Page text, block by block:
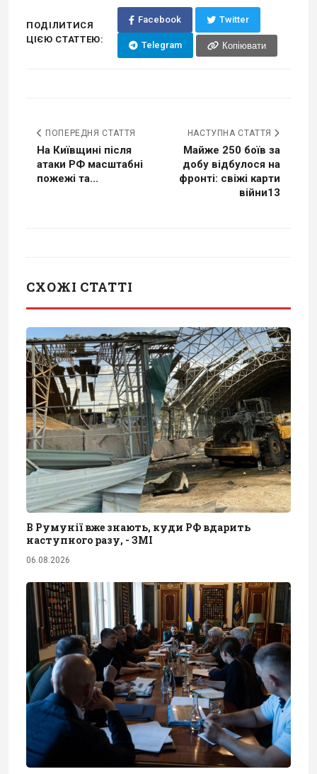
ПОДІЛИТИСЯ
ЦІЄЮ СТАТТЕЮ:
Facebook Twitter
Telegram Копіювати
ПОПЕРЕДНЯ СТАТТЯ
На Київщині після
атаки РФ масштабні
пожежі та...
НАСТУПНА СТАТТЯ
Майже 250 боїв за
добу відбулося на
фронті: свіжі карти
війни13
СХОЖІ СТАТТІ
В Румунії вже знають, куди РФ вдарить
наступного разу, - ЗМІ
06.08.2026